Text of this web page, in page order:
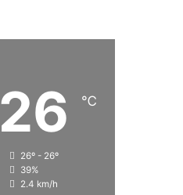
26 ℃
26º - 26º
39%
2.4 km/h